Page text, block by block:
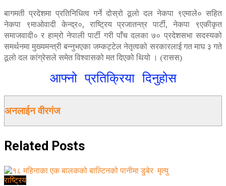
बागमती प्रदेशमा प्रतिनिधित्व गर्ने दोस्रो ठूलो दल नेकपा ९एमाले० सहित
नेकपा ९माओवादी केन्द्र०, राष्ट्रिय प्रजातन्त्र पार्टी, नेकपा ९एकीकृत
समाजवादी० र हाम्रो नेपाली पार्टी गरी पाँच दलका ७० प्रदेशसभा सदस्यको
समर्थनमा मुख्यमन्त्री बन्नुभएका जम्कट्टेल नेतृत्वको सरकारलाई गत माघ ३ गते
ठूलो दल कांग्रेसले समेत विश्वासको मत दिएको थियो । (रासस)
आफ्नो प्रतिक्रिया दिनुहोस
अनलाईन वीरगंज
Related Posts
राष्ट्रिय